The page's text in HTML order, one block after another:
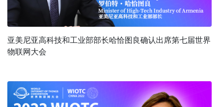
亚美尼亚高科技和工业部部长哈恰图良确认出席第七届世界
物联网大会